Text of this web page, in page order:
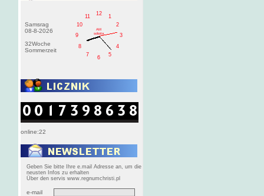
Samsrag
08-8-2026
32Woche
Sommerzeit
1
2
3
4
5
6
7
8
9
10
11
12
AM
sobota
online:22
Geben Sie bitte Ihre e.mail Adresse an, um die
neusten Infos zu erhalten
Über den servis www.regnumchristi.pl
e-mail